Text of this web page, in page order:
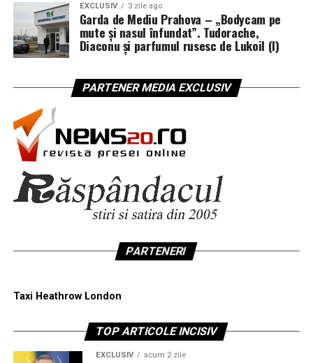
EXCLUSIV 3 zile ago
Garda de Mediu Prahova – „Bodycam pe
mute și nasul înfundat”. Tudorache,
Diaconu și parfumul rusesc de Lukoil (I)
PARTENER MEDIA EXCLUSIV
PARTENERI
Taxi Heathrow London
TOP ARTICOLE INCISIV
EXCLUSIV acum 2 zile